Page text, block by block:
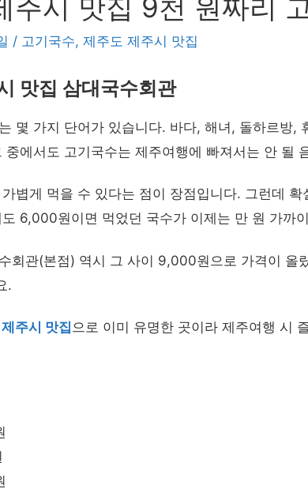
주시 맛집 9천 원짜리
/ 고기국수, 제주도 제주시 맛집
맛집 삼대국수회관
몇 가지 단어가 있습니다. 바다, 해녀, 돌하르방,
중에서도 고기국수는 제주여행에 빠져서는 안 될
볍게 먹을 수 있다는 점이 장점입니다. 그런데
6,000원이면 먹었던 국수가 이제는 만 원 가까
회관(본점) 역시 그 사이 9,000원으로 가격이 올
.
주시 맛집으로 이미 유명한 곳이라 제주여행 시